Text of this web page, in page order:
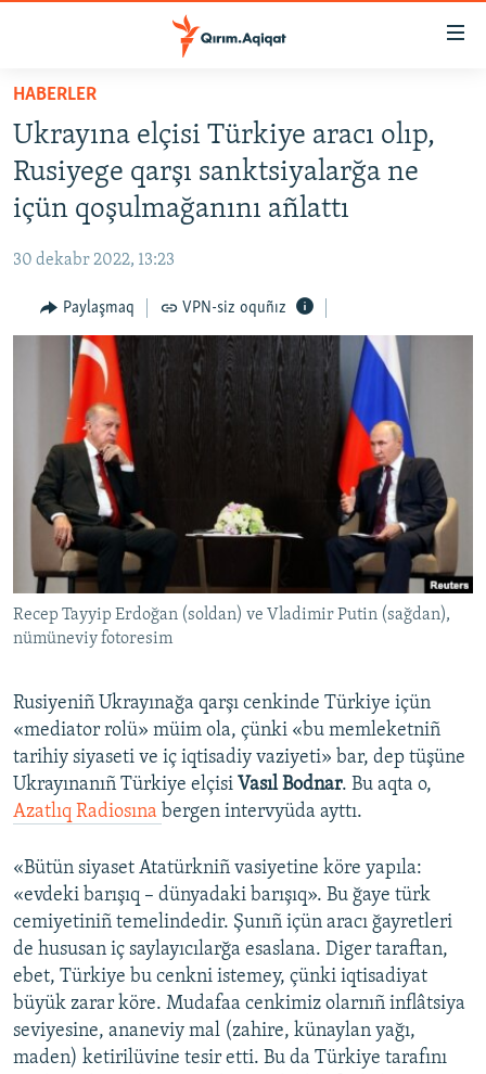
Esas
qaytmaq
Baş
navigatsiyağa
qaytmaq
Qıdıruvğa
HABERLER
SİYASET
İQTİSADİYAT
MEDENİYET
İNSAN AQLARI
SÜRET
BLOGLAR
FİKİR
Русский
Українською
QOŞULIÑIZ!
RFE/RS bütün saytları
HABERLER
Ukrayına elçisi Türkiye aracı olıp,
Rusiyege qarşı sanktsiyalarğa ne
içün qoşulmağanını añlattı
30 dekabr 2022, 13:23
Paylaşmaq VPN-siz oquñız
Recep Tayyip Erdoğan (soldan) ve Vladimir Putin (sağdan),
nümüneviy fotoresim
Rusiyeniñ Ukrayınağa qarşı cenkinde Türkiye içün
«mediator rolü» müim ola, çünki «bu memleketniñ
tarihiy siyaseti ve iç iqtisadiy vaziyeti» bar, dep tüşüne
Ukrayınanıñ Türkiye elçisi Vasıl Bodnar. Bu aqta o,
Azatlıq Radiosına bergen intervyüda ayttı.
«Bütün siyaset Atatürkniñ vasiyetine köre yapıla:
«evdeki barışıq – dünyadaki barışıq». Bu ğaye türk
cemiyetiniñ temelindedir. Şunıñ içün aracı ğayretleri
de hususan iç saylayıcılarğa esaslana. Diger taraftan,
ebet, Türkiye bu cenkni istemey, çünki iqtisadiyat
büyük zarar köre. Mudafaa cenkimiz olarnıñ inflâtsiya
seviyesine, ananeviy mal (zahire, künaylan yağı,
maden) ketirilüvine tesir etti. Bu da Türkiye tarafını